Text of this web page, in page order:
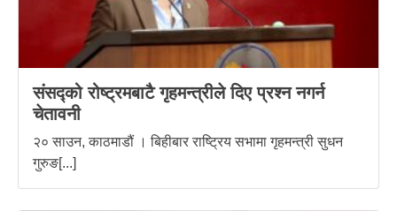
संसद्को रोष्ट्रमबाटै गृहमन्त्रीले दिए प्रश्न नगर्न
चेतावनी
२० साउन, काठमाडौं । बिहीबार राष्ट्रिय सभामा गृहमन्त्री सुधन
गुरुङ[...]